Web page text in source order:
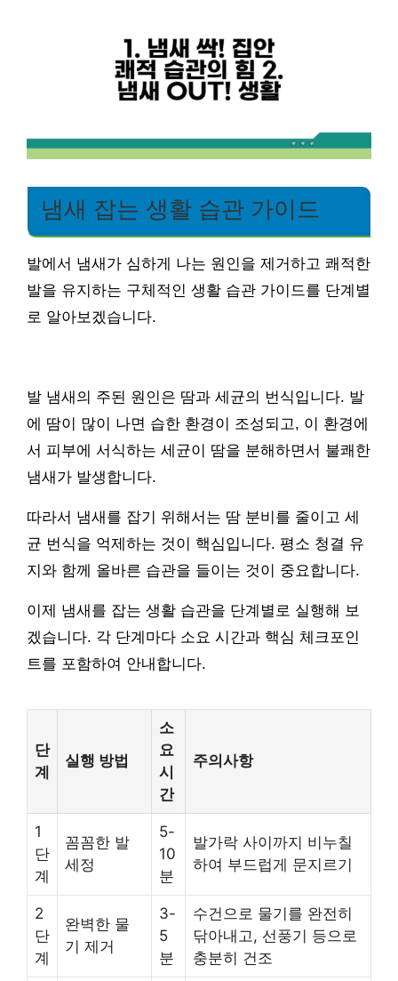
냄새 잡는 생활 습관 가이드
발에서 냄새가 심하게 나는 원인을 제거하고 쾌적한
발을 유지하는 구체적인 생활 습관 가이드를 단계별
로 알아보겠습니다.
발 냄새의 주된 원인은 땀과 세균의 번식입니다. 발
에 땀이 많이 나면 습한 환경이 조성되고, 이 환경에
서 피부에 서식하는 세균이 땀을 분해하면서 불쾌한
냄새가 발생합니다.
따라서 냄새를 잡기 위해서는 땀 분비를 줄이고 세
균 번식을 억제하는 것이 핵심입니다. 평소 청결 유
지와 함께 올바른 습관을 들이는 것이 중요합니다.
이제 냄새를 잡는 생활 습관을 단계별로 실행해 보
겠습니다. 각 단계마다 소요 시간과 핵심 체크포인
트를 포함하여 안내합니다.
단
계
실행 방법
소
요
시
간
주의사항
1
단
계
꼼꼼한 발
세정
5-
10
분
발가락 사이까지 비누칠
하여 부드럽게 문지르기
2
단
계
완벽한 물
기 제거
3-
5
분
수건으로 물기를 완전히
닦아내고, 선풍기 등으로
충분히 건조